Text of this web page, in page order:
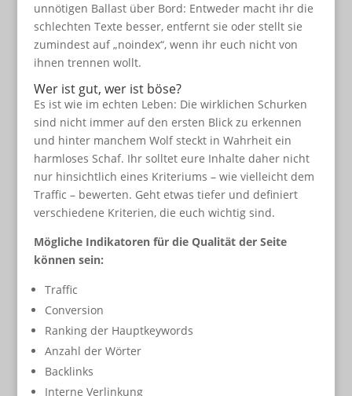
unnötigen Ballast über Bord: Entweder macht ihr die
schlechten Texte besser, entfernt sie oder stellt sie
zumindest auf „noindex“, wenn ihr euch nicht von
ihnen trennen wollt.
Wer ist gut, wer ist böse?
Es ist wie im echten Leben: Die wirklichen Schurken
sind nicht immer auf den ersten Blick zu erkennen
und hinter manchem Wolf steckt in Wahrheit ein
harmloses Schaf. Ihr solltet eure Inhalte daher nicht
nur hinsichtlich eines Kriteriums – wie vielleicht dem
Traffic – bewerten. Geht etwas tiefer und definiert
verschiedene Kriterien, die euch wichtig sind.
Mögliche Indikatoren für die Qualität der Seite
können sein:
Traffic
Conversion
Ranking der Hauptkeywords
Anzahl der Wörter
Backlinks
Interne Verlinkung